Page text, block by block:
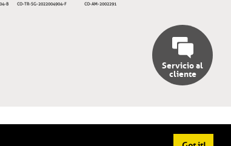
Servicio al
cliente
B CO-TR-SG-2022004904-F CO-AM-2002291